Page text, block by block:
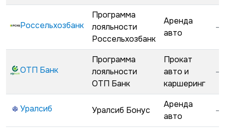
Россельхозбанк
Программа
лояльности
Россельхозбанк
Аренда
авто
—
ОТП Банк
Программа
лояльности
ОТП Банк
Прокат
авто и
каршеринг
—
Уралсиб Уралсиб Бонус
Аренда
авто
—